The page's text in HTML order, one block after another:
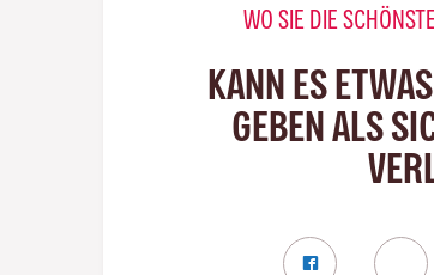
WO SIE DIE
KANN ES
GEBEN ALS